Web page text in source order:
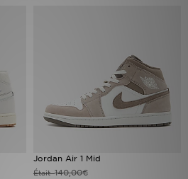
Jordan Air 1 Mid
Était140,00€